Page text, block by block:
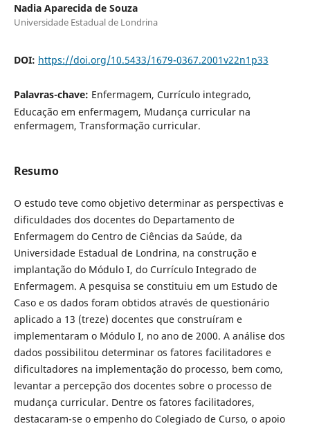
Nadia Aparecida de Souza
Universidade Estadual de Londrina
DOI: https://doi.org/10.5433/1679-0367.2001v22n1p33
Palavras-chave: Enfermagem, Currículo integrado,
Educação em enfermagem, Mudança curricular na
enfermagem, Transformação curricular.
Resumo
O estudo teve como objetivo determinar as perspectivas e
dificuldades dos docentes do Departamento de
Enfermagem do Centro de Ciências da Saúde, da
Universidade Estadual de Londrina, na construção e
implantação do Módulo I, do Currículo Integrado de
Enfermagem. A pesquisa se constituiu em um Estudo de
Caso e os dados foram obtidos através de questionário
aplicado a 13 (treze) docentes que construíram e
implementaram o Módulo I, no ano de 2000. A análise dos
dados possibilitou determinar os fatores facilitadores e
dificultadores na implementação do processo, bem como,
levantar a percepção dos docentes sobre o processo de
mudança curricular. Dentre os fatores facilitadores,
destacaram-se o empenho do Colegiado de Curso, o apoio